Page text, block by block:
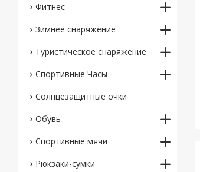
Фитнес
Зимнее снаряжение
Туристическое снаряжение
Спортивные Часы
Солнцезащитные очки
Обувь
Спортивные мячи
Рюкзаки-сумки